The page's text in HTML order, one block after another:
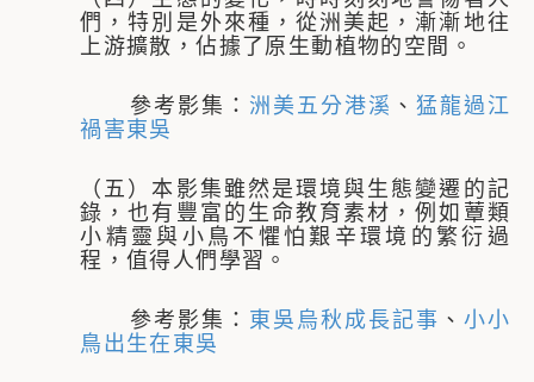
們，特別是外來種，從洲美起，漸漸地往
上游擴散，佔據了原生動植物的空間。
參考影集： 洲美五分港溪 、 猛龍過江
禍害東吳
（五）本影集雖然是環境與生態變遷的記
錄，也有豐富的生命教育素材，例如蕈類
小精靈與小鳥不懼怕艱辛環境的繁衍過
程，值得人們學習。
參考影集： 東吳烏秋成長記事 、 小小
鳥出生在東吳